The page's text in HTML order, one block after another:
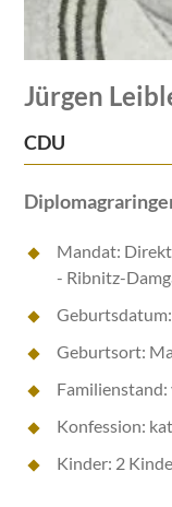
Jürgen
CDU
Mandat:
- Ribnitz-
Geburtsort:
Konfession:
Kinder: 2